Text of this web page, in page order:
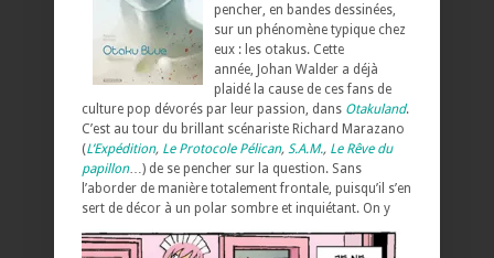
pencher, en bandes dessinées,
sur un phénomène typique chez
eux : les otakus. Cette
année, Johan Walder a déjà
plaidé la cause de ces fans de
culture pop dévorés par leur passion, dans Otakuland.
C’est au tour du brillant scénariste Richard Marazano
(L’Expédition, Le Protocole Pélican, S.A.M., Le Rêve du
papillon…) de se pencher sur la question. Sans
l’aborder de manière totalement frontale, puisqu’il s’en
sert de décor à un polar sombre et inquiétant. On y